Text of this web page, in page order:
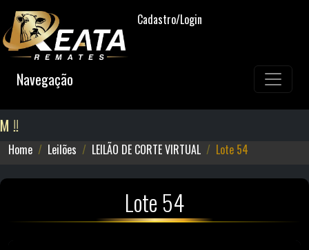
Cadastro/Login
Navegação
Home Leilões LEILÃO DE CORTE VIRTUAL Lote 54
Lote 54